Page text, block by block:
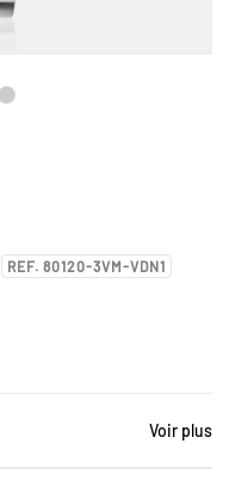
REF. 80120-3VM-VDN1
Voir plus